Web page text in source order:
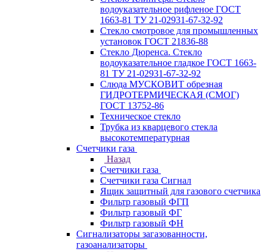
водоуказательное рифленое ГОСТ
1663-81 ТУ 21-02931-67-32-92
Стекло смотровое для промышленных
установок ГОСТ 21836-88
Стекло Дюренса. Стекло
водоуказательное гладкое ГОСТ 1663-
81 ТУ 21-02931-67-32-92
Слюда МУСКОВИТ обрезная
ГИДРОТЕРМИЧЕСКАЯ (СМОГ)
ГОСТ 13752-86
Техническое стекло
Трубка из кварцевого стекла
высокотемпературная
Счетчики газа
Назад
Счетчики газа
Счетчики газа Сигнал
Ящик защитный для газового счетчика
Фильтр газовый ФГП
Фильтр газовый ФГ
Фильтр газовый ФН
Сигнализаторы загазованности,
газоанализаторы